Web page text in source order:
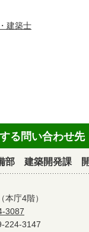
建築士
る問い合わせ先
部 建築開発課
庁4階）
3087
224-3147